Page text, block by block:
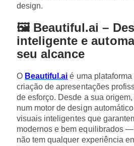
design.
🖼️ Beautiful.ai –
inteligente e
seu alcance
O Beautiful.ai é uma
criação de apresentações
de esforço. Desde a sua
num motor de design
visuais inteligentes que
modernos e bem equilibrados
não tem qualquer experiência